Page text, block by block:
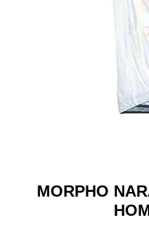
MORPHO